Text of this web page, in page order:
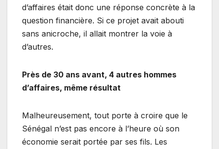
d’affaires était donc une réponse concrète à la
question financière. Si ce projet avait abouti
sans anicroche, il allait montrer la voie à
d’autres.
Près de 30 ans avant, 4 autres hommes
d’affaires, même résultat
Malheureusement, tout porte à croire que le
Sénégal n’est pas encore à l’heure où son
économie serait portée par ses fils. Les